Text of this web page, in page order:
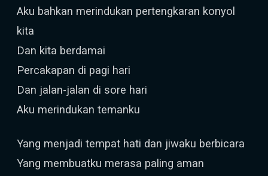
Aku bahkan merindukan pertengkaran konyol
kita
Dan kita berdamai
Percakapan di pagi hari
Dan jalan-jalan di sore hari
Aku merindukan temanku
Yang menjadi tempat hati dan jiwaku berbicara
Yang membuatku merasa paling aman